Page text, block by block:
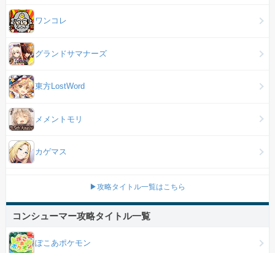
ワンコレ
グランドサマナーズ
東方LostWord
メメントモリ
カゲマス
▶攻略タイトル一覧はこちら
コンシューマー攻略タイトル一覧
ぽこあポケモン